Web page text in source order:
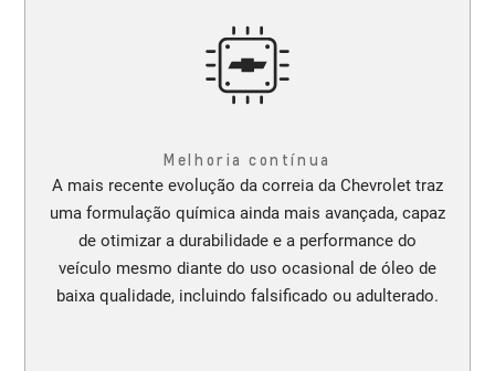
Melhoria contínua
A mais recente evolução da correia da Chevrolet traz
uma formulação química ainda mais avançada, capaz
de otimizar a durabilidade e a performance do
veículo mesmo diante do uso ocasional de óleo de
baixa qualidade, incluindo falsificado ou adulterado.